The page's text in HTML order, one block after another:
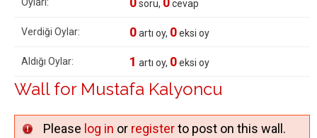
soru, cevap
Verdiği Oylar: 0artı oy, 0eksi oy
Aldığı Oylar: 1 artı oy, 0eksi oy
Wall for Mustafa Kalyoncu
Please log in or registerto post on this wall.